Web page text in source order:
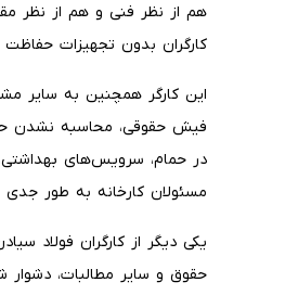
هم از نظر فنی و هم از نظر
کارگران بدون تجهیزات
این کارگر همچنین به سایر
فیش حقوقی، محاسبه نشدن
در حمام، سرویس‌های
مسئولان کارخانه به طور
یکی دیگر از کارگران فولاد
حقوق و سایر مطالبات، دشوار